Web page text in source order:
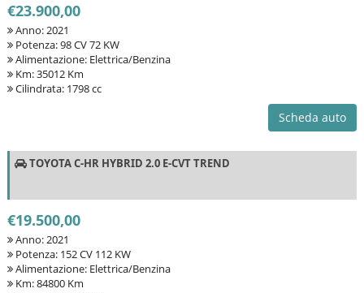
€23.900,00
Anno: 2021
Potenza: 98 CV 72 KW
Alimentazione: Elettrica/Benzina
Km: 35012 Km
Cilindrata: 1798 cc
Scheda auto
TOYOTA C-HR HYBRID 2.0 E-CVT TREND
€19.500,00
Anno: 2021
Potenza: 152 CV 112 KW
Alimentazione: Elettrica/Benzina
Km: 84800 Km